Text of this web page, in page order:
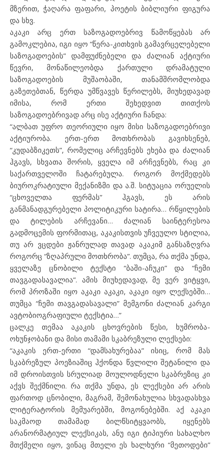
მზერით, ჭაღარა ფაფარი, პოეტის ბიბლიური ფიგურა
და სხვ.
აკაკი არც ერთ საზოგადოებრივ წამოწყებას არ
გამოკლებია, იგი იყო “წერა-კითხვის გამავრცელებელი
საზოგადოების” დამფუძნებელი და ძალიან აქტიური
წევრი, მონაწილეობდა ქართული დრამატული
საზოგადოების მუშაობაში, თანამშრომლობდა
გაზეთებთან, წერდა უმწვავეს წერილებს, მიუხედავად
იმისა, რომ ერთი შეხედვით თითქოს
საზოგადოებრივად არც ისე აქტიური ჩანდა:
“ალბათ უფრო თეორიული იყო მისი საზოგადოებრივი
აქტიურობა. ერთ-ერთ მოთხრობას გავიხსენებ,
“კუდაბზიკეთს”, რომელიც არჩევნებს ეხება და ძალიან
ჰგავს, სხვათა შორის, ყველა იმ არჩევნებს, რაც კი
საქართველოში ჩატარებულა. როგორ მოქმედებს
ბიუროკრატიული მექანიზმი და ა.შ. სიტუაცია ორუელის
“ცხოველთა ფერმას” ჰგავს, ეს არის
განმანადგურებელი პოლიტიკური სატირა… რწყილების
და ტილების არჩევანი… ძალიან საინტერესოა
გადმოცემის ფორმითაც, აკაკისთვის უჩვეულო სტილია,
თუ არ ვცდები ჟანრულად თავად აკაკიმ განსაზღვრა
როგორც “ზღაპრული მოთხრობა”. თუმცა, რა თქმა უნდა,
ყველაზე ცნობილი ტექსტი “ბაში-აჩუკი” და “ჩემი
თავგადასავალია”. ამის მიუხედავად, მე ვერ ვიტყვი,
რომ პროზაში იყო აკაკი აკაკი, აკაკი იყო ლექსებში…
თუმცა “ჩემი თავგადასავალი” მემგონი ძალიან კარგი
ავტობიოგრაფიული ტექსტია…”
ცალკე თემაა აკაკის ცხოვრების წესი, ხუმრობა-
ოხუნჯობანი და მისი თამამი სკაბრეზული ლექსები:
“აკაკის ერთ-ერთი “დამსახურებაა” ისიც, რომ მას
სკაბრეზულ პოეზიაშიც ჰქონდა წვლილი შეტანილი და
იმ დროისთვის სრულიად მოულოდნელი სკაბრეზიც კი
აქვს შექმნილი. რა თქმა უნდა, ეს ლექსები არ არის
ფართოდ ცნობილი, მაგრამ, შემონახულია სხვადასხვა
ლიტერატორის მემუარებში, მოგონებებში. აქ აკაკი
საკმაოდ თამამად ბილწსიტყვაობს, იყენებს
არანორმატიულ ლექსიკას, ანუ იგი ტიპიური სახალხო
მთქმელი იყო, ვინაც მთელი ეს ხალხური “მეთოდები”